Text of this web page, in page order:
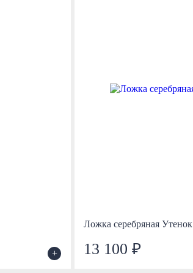
+
Ложка серебряная Утенок
13 100 ₽